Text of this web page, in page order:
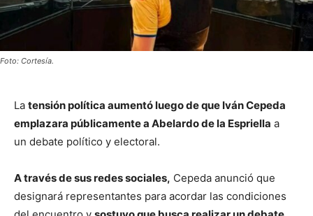
Foto: Cortesía.
La tensión política aumentó luego de que Iván Cepeda
emplazara públicamente a Abelardo de la Espriella a
un debate político y electoral.
A través de sus redes sociales, Cepeda anunció que
designará representantes para acordar las condiciones